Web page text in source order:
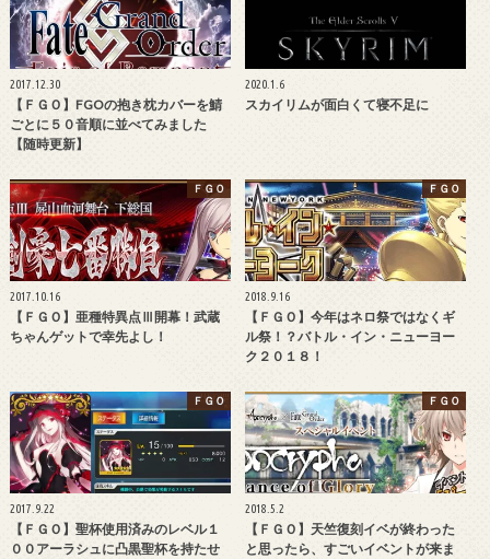
2017.12.30
【ＦＧＯ】FGOの抱き枕カバーを鯖
ごとに５０音順に並べてみました
【随時更新】
2020.1.6
スカイリムが面白くて寝不足に
ＦＧＯ
2017.10.16
【ＦＧＯ】亜種特異点Ⅲ開幕！武蔵
ちゃんゲットで幸先よし！
ＦＧＯ
2018.9.16
【ＦＧＯ】今年はネロ祭ではなくギ
ル祭！？バトル・イン・ニューヨー
ク２０１８！
ＦＧＯ
2017.9.22
【ＦＧＯ】聖杯使用済みのレベル１
００アーラシュに凸黒聖杯を持たせ
ＦＧＯ
2018.5.2
【ＦＧＯ】天竺復刻イベが終わった
と思ったら、すごいイベントが来ま